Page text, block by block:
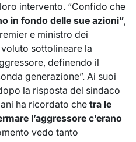
intervento. “Confido che
in fondo delle sue azioni”,
e ministro dei
sottolineare la
definendo il
generazione”. Ai suoi
la risposta del sindaco
ha ricordato che tra le
l’aggressore c’erano
vedo tanto